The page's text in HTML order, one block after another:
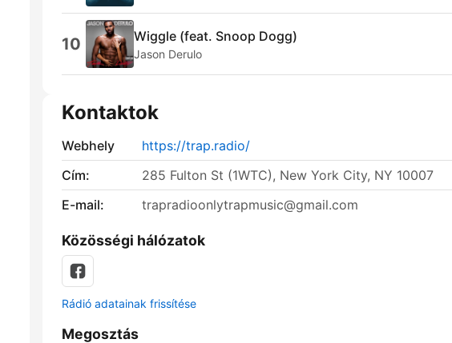
10 Wiggle (feat. Snoop Dogg)
Jason Derulo
Kontaktok
Webhely
https://trap.radio/
Cím:
285 Fulton St (1WTC), New York City, NY 10007
E-mail:
trapradioonlytrapmusic@gmail.com
Közösségi hálózatok
Rádió adatainak frissítése
Megosztás